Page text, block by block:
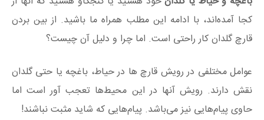
کجا آمده‌اند، با ادامه این مطلب همراه ما باشید. از بین بردن
قارچ گلدان کار راحتی است. اما چرا و دلیل آن چیست؟
عوامل مختلفی در رویش قارچ ها در حیاط، باغچه یا حتی گلدان
نقش دارند. رویش آنها در این محیط‌ها تعجب آور است اما
حاوی پیام‌هایی نیز می‌باشد. پیام‌هایی که شاید مثبت نباشند!